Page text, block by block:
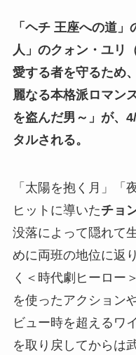
「ヘチ 王座への道
人」のクォン・ユリ
愛する者を守るため
麗なる本格派ロマン
を盗んだ男～」が、
タルされる。
「太陽を抱く月」「
ヒットに導いたチョ
没落によって隠れて
めに両班の地位に返
く＜時代劇ヒーロー
を使ったアクション
ビュー時を超えるワ
を取り戻してからは